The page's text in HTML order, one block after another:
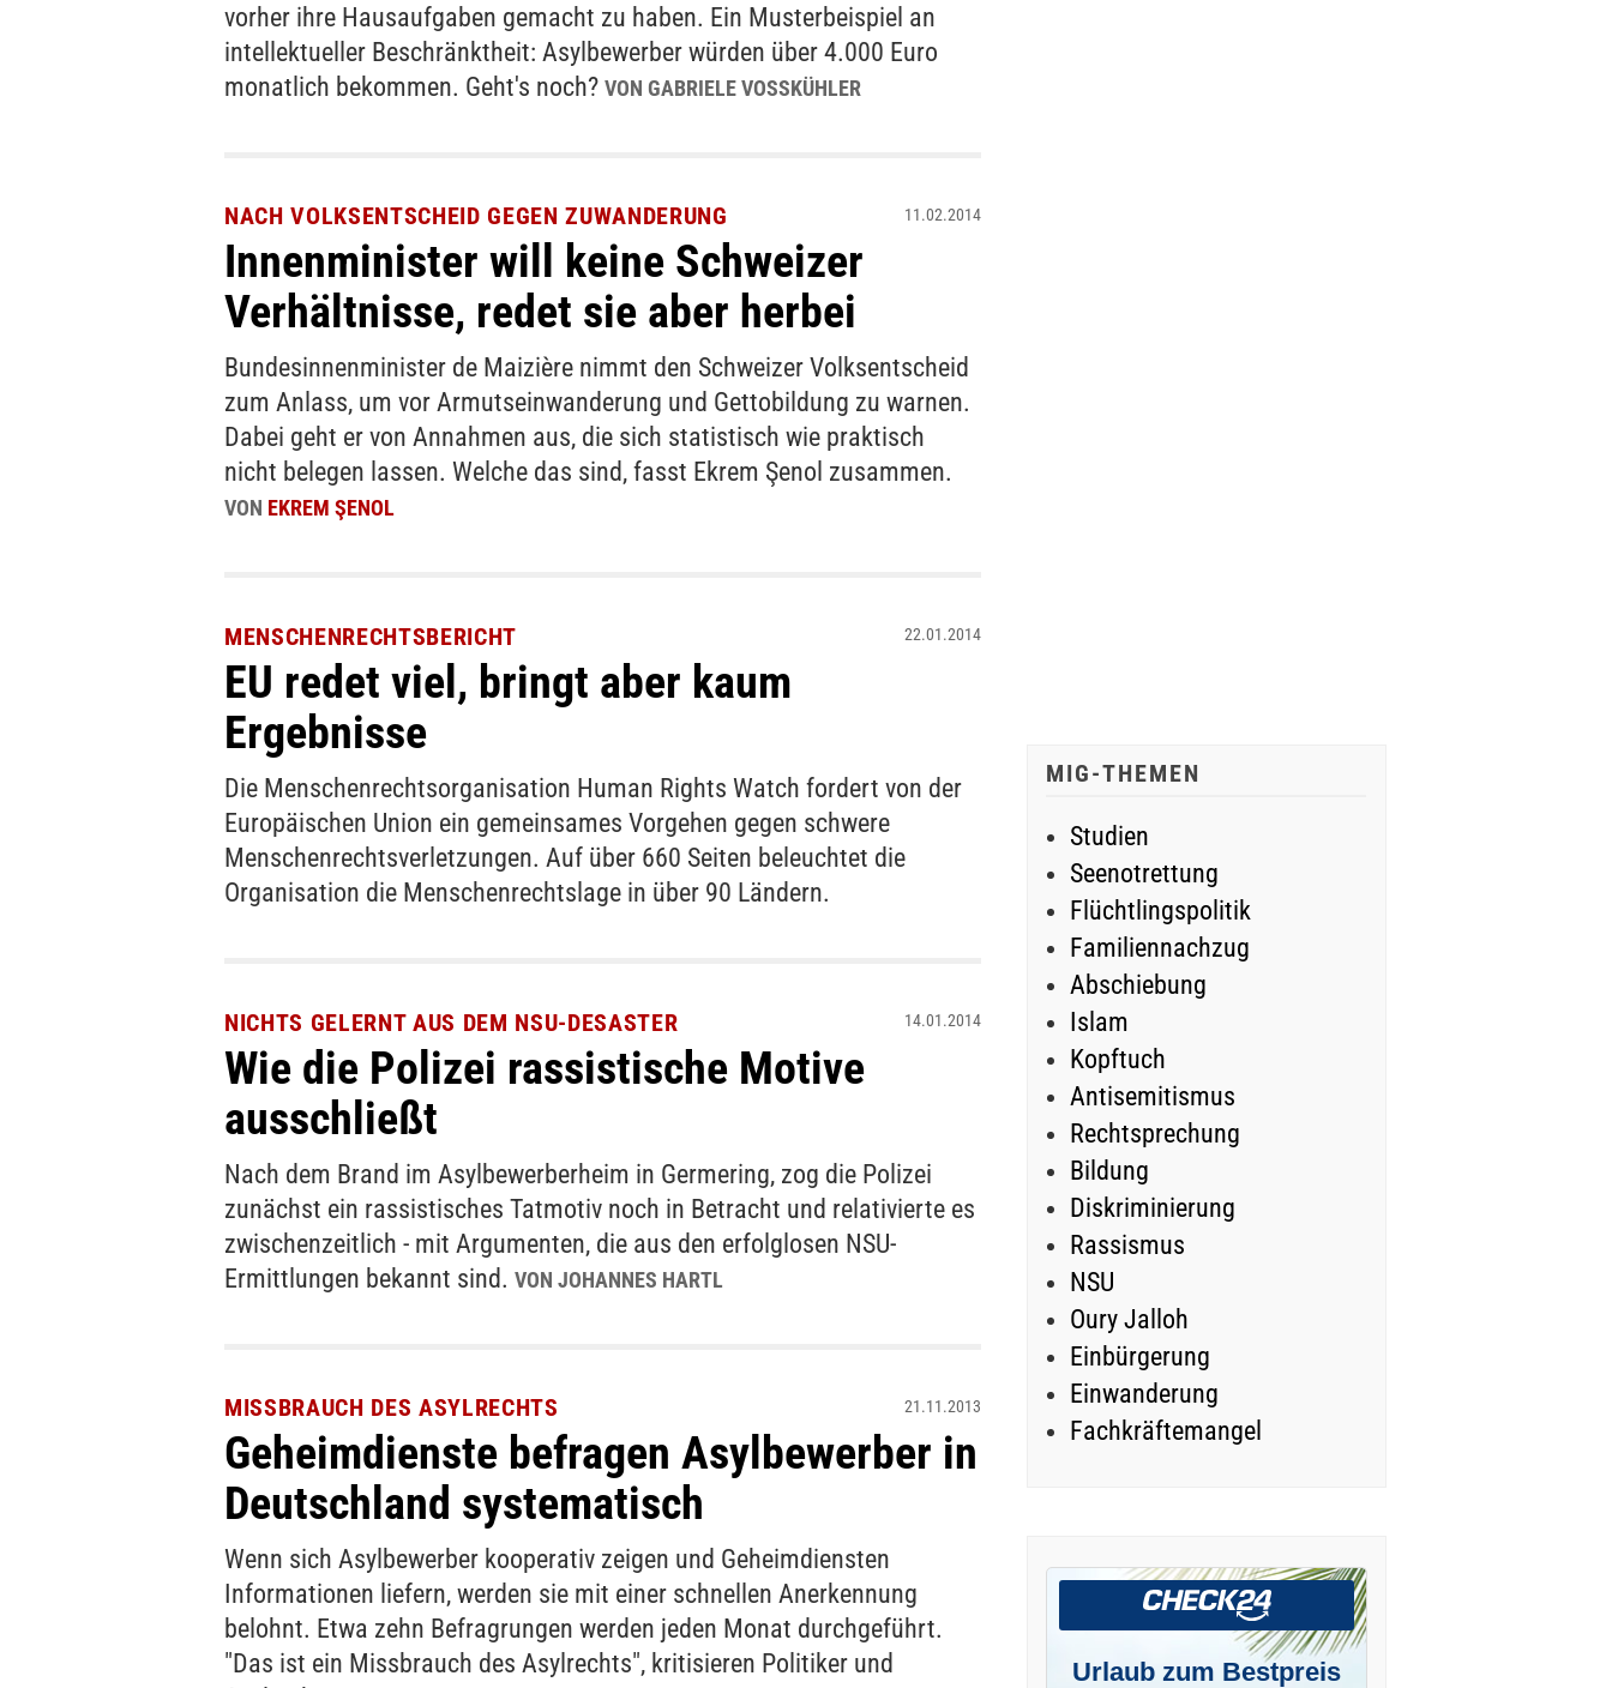
vorher ihre Hausaufgaben gemacht zu haben. Ein Musterbeispiel an
intellektueller Beschränktheit: Asylbewerber würden über 4.000 Euro
monatlich bekommen. Geht's noch? VON GABRIELE VOSSKÜHLER
NACH VOLKSENTSCHEID GEGEN ZUWANDERUNG
Innenminister will keine Schweizer
Verhältnisse, redet sie aber herbei
11.02.2014
Bundesinnenminister de Maizière nimmt den Schweizer Volksentscheid
zum Anlass, um vor Armutseinwanderung und Gettobildung zu warnen.
Dabei geht er von Annahmen aus, die sich statistisch wie praktisch
nicht belegen lassen. Welche das sind, fasst Ekrem Şenol zusammen.
VON EKREM ŞENOL
MENSCHENRECHTSBERICHT
EU redet viel, bringt aber kaum
Ergebnisse
22.01.2014
Die Menschenrechtsorganisation Human Rights Watch fordert von der
Europäischen Union ein gemeinsames Vorgehen gegen schwere
Menschenrechtsverletzungen. Auf über 660 Seiten beleuchtet die
Organisation die Menschenrechtslage in über 90 Ländern.
NICHTS GELERNT AUS DEM NSU-DESASTER
Wie die Polizei rassistische Motive
ausschließt
14.01.2014
Nach dem Brand im Asylbewerberheim in Germering, zog die Polizei
zunächst ein rassistisches Tatmotiv noch in Betracht und relativierte es
zwischenzeitlich - mit Argumenten, die aus den erfolglosen NSU-
Ermittlungen bekannt sind. VON JOHANNES HARTL
MISSBRAUCH DES ASYLRECHTS
Geheimdienste befragen Asylbewerber in
Deutschland systematisch
21.11.2013
Wenn sich Asylbewerber kooperativ zeigen und Geheimdiensten
Informationen liefern, werden sie mit einer schnellen Anerkennung
belohnt. Etwa zehn Befragrungen werden jeden Monat durchgeführt.
"Das ist ein Missbrauch des Asylrechts", kritisieren Politiker und
MIG-THEMEN
Studien
Seenotrettung
Flüchtlingspolitik
Familiennachzug
Abschiebung
Islam
Kopftuch
Antisemitismus
Rechtsprechung
Bildung
Diskriminierung
Rassismus
NSU
Oury Jalloh
Einbürgerung
Einwanderung
Fachkräftemangel
Urlaub zum Bestpreis